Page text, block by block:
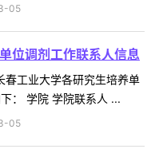
05
位调剂工作联系人信息
工业大学各研究生培养单
： 学院 学院联系人 ...
05